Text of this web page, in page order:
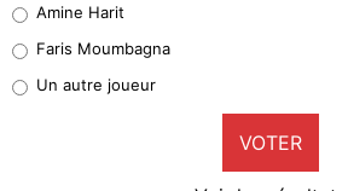
1%
9%
Amine Harit
Faris Moumbagna
Un autre joueur
VOTER